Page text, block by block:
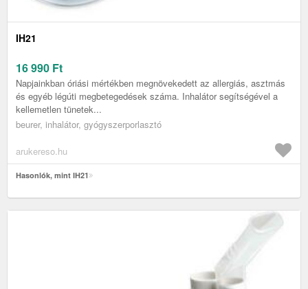
IH21
16 990 Ft
Napjainkban óriási mértékben megnövekedett az allergiás, asztmás
és egyéb légúti megbetegedések száma. Inhalátor segítségével a
kellemetlen tünetek...
beurer, inhalátor, gyógyszerporlasztó
arukereso.hu
Hasonlók, mint IH21